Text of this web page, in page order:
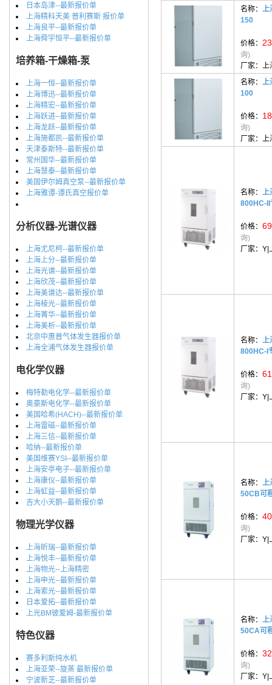
日本岛津--最新报价单
上海精科天美 普利赛斯 报价单
上海良平--最新报价单
上海舜宇恒平--最新报价单
培养箱-干燥箱-泵
上海一恒--最新报价单
上海博迅--最新报价单
上海精宏--最新报价单
上海跃进--最新报价单
上海龙跃--最新报价单
上海施都凯--最新报价单
天津泰斯特--最新报价单
常州国华--最新报价单
上海慧泰--最新报价单
美国伊尔姆真空泵--最新报价单
上海雅谭-谭氏真空报价单
分析仪器-光谱仪器
上海尤尼柯--最新报价单
上海上分--最新报价单
上海光谱--最新报价单
上海欣茂--最新报价单
上海美谱达--最新报价单
上海棱光--最新报价单
上海菁华--最新报价单
上海美析--最新报价单
北京中惠普气体发生器报价单
上海全浦气体发生器报价单
电化学仪器
梅特勒电化学--最新报价单
奥豪斯电化学--最新报价单
美国哈希(HACH)--最新报价单
上海雷磁--最新报价单
上海三信--最新报价单
哈纳--最新报价单
美国维赛YSI--最新报价单
上海安亭电子--最新报价单
上海康仪--最新报价单
上海虹益--最新报价单
吉大小天鹅--最新报价单
物理光学仪器
上海昕瑞--最新报价单
上海悦丰--最新报价单
上海物光--上海精密
上海申光--最新报价单
上海索光--最新报价单
日本爱拓--最新报价单
上光BM彼爱姆-最新报价单
特色仪器
赛多利斯纯水机
上海亚荣--旋蒸 最新报价单
宁波新芝--最新报价单
名称： 上
150
价格：
询)
厂家： 上
名称： 上
100
价格：
询)
厂家： 上
名称： 上
800HC-II
价格：
询)
厂家： Y|
名称： 上
800HC-I
价格：
询)
厂家： Y|
名称： 上
50CB可
价格：
询)
厂家： Y|
名称： 上
50CA可
价格：
询)
厂家： Y|